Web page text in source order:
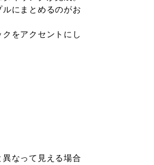
にまとめるのがお
をアクセントにし
なって見える場合